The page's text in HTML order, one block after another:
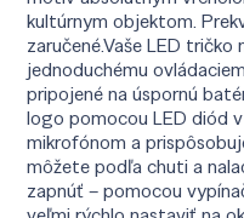
kultúrnym objektom.
zaručené.Vaše LED
jednoduchému
pripojené na úspornú
logo pomocou LED diód
mikrofónom a
môžete podľa chuti a
zapnúť – pomocou